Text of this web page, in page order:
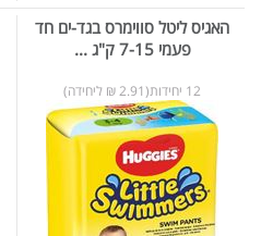
​​​​​​​האגיס ​​​​​​​ליטל סווימרס בגד-ים חד
פעמי 7-15 ק"ג ...
12 יחידות(2.91 ₪ ליחידה)